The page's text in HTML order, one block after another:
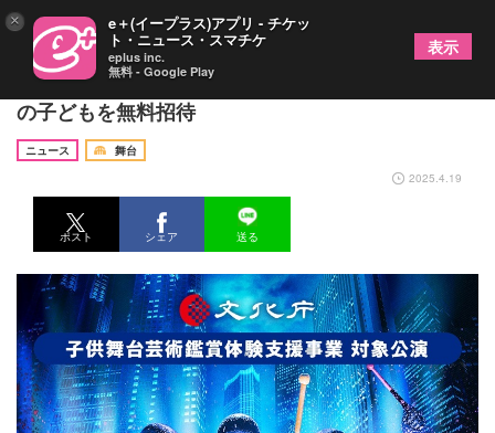
『ブルーマングループ2025新宿公演』に6歳～18歳
の子どもを無料招待
ニュース
舞台
2025.4.19
ポスト シェア 送る
× e＋(イープラス)アプリ - チケッ
ト・ニュース・スマチケ
eplus inc.
無料 - Google Play
表示